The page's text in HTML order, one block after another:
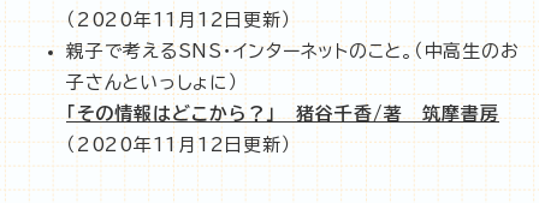
（2020年11月12日更新）
親子で考えるSNS・インターネットのこと。（中高生のお
子さんといっしょに）
「その情報はどこから？」 猪谷千香/著 筑摩書房
（2020年11月12日更新）